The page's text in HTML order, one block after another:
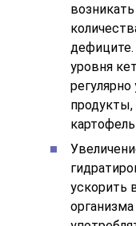
уровня
ускорить